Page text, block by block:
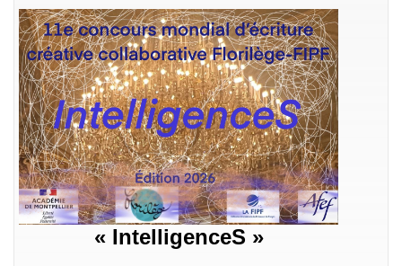
« IntelligenceS »